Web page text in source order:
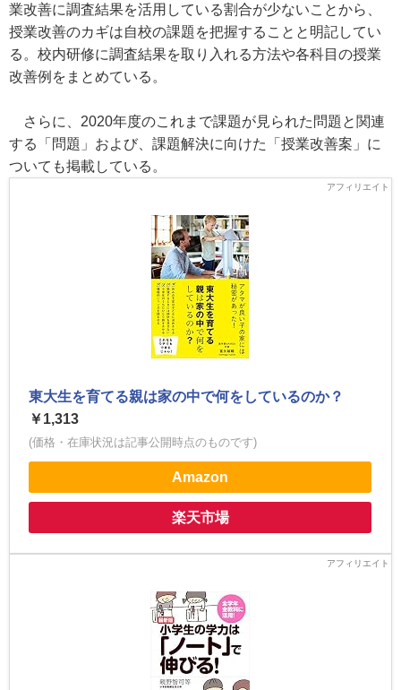
業改善に調査結果を活用している割合が少ないことから、
授業改善のカギは自校の課題を把握することと明記してい
る。校内研修に調査結果を取り入れる方法や各科目の授業
改善例をまとめている。
さらに、2020年度のこれまで課題が見られた問題と関連
する「問題」および、課題解決に向けた「授業改善案」に
ついても掲載している。
東大生を育てる親は家の中で何をしているのか？
￥1,313
(価格・在庫状況は記事公開時点のものです)
Amazon
楽天市場